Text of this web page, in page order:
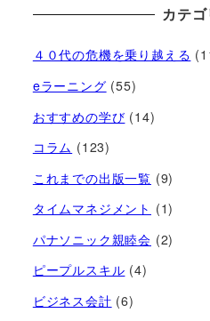
カテ
４０代の危機を乗り越える
eラーニング (55)
おすすめの学び (14)
コラム (123)
これまでの出版一覧 (9)
タイムマネジメント (1)
パナソニック親睦会 (2)
ピープルスキル (4)
ビジネス会計 (6)